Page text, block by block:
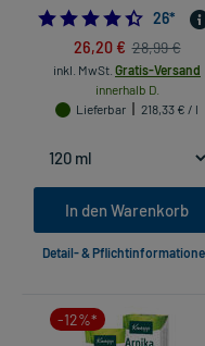
26*
26,20 € 28,99 €
inkl. MwSt. Gratis-Versand
innerhalb D.
Lieferbar
218,33 € / l
In den Warenkorb
Detail- &
-12%*